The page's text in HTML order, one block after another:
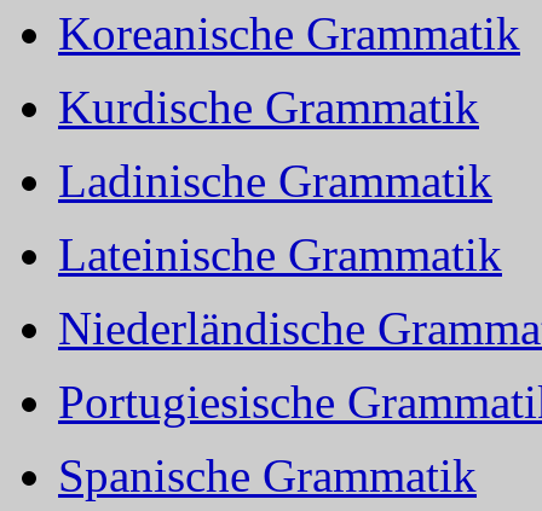
Koreanische Grammatik
Kurdische Grammatik
Ladinische Grammatik
Lateinische Grammatik
Niederländische
Portugiesische
Spanische Grammatik